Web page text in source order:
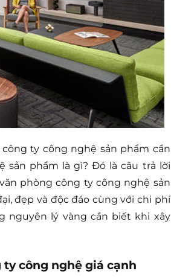
ty công nghệ sản phẩm cần
sản phẩm là gì? Đó là câu trả lời
phòng công ty công nghệ sản
đẹp và độc đáo cùng với chi phí
nguyên lý vàng cần biết khi xây
công nghệ giá cạnh